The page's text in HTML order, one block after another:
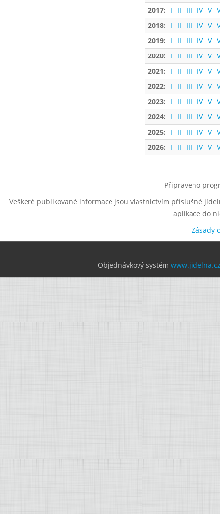
2017:
I II III IV V
2018:
I II III IV V
2019:
I II III IV V
2020:
I II III IV V
2021:
I II III IV V
2022:
I II III IV V
2023:
I II III IV V
2024:
I II III IV V
2025:
I II III IV V
2026:
I II III IV V
Připraveno
Veškeré publikované informace jsou vlastnictvím příslušné
aplikace do
Zásady
Objednávkový systém www.jidelna.cz